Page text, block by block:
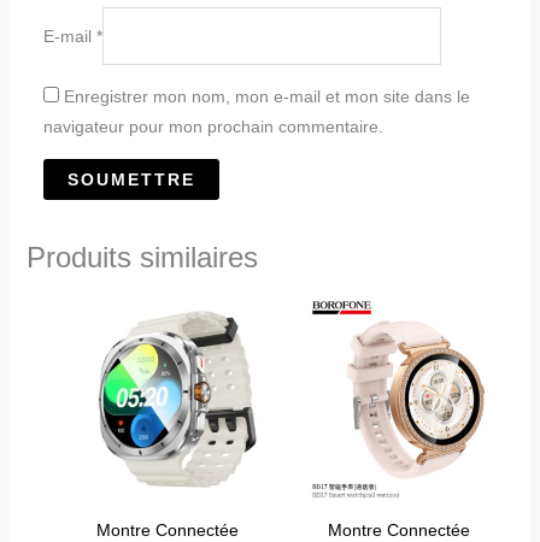
E-mail *
Enregistrer mon nom, mon e-mail et mon site dans le
navigateur pour mon prochain commentaire.
Produits similaires
Montre Connectée
Ce
produit
a
plusieurs
variations.
Les
options
peuvent
Montre Connectée